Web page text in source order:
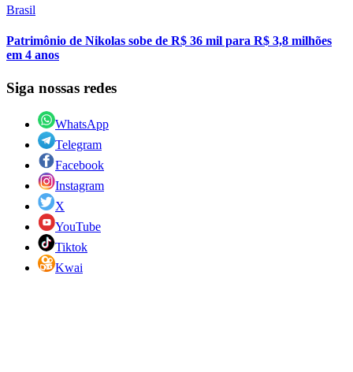
Brasil
Patrimônio de Nikolas sobe de R$ 36 mil para R$ 3,8 milhões
em 4 anos
Siga nossas redes
WhatsApp
Telegram
Facebook
Instagram
X
YouTube
Tiktok
Kwai